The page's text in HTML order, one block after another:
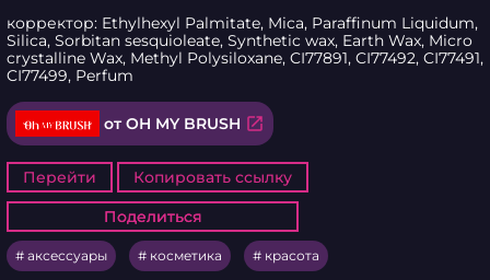
корректор: Ethylhexyl Palmitate, Mica, Paraffinum Liquidum,
Silica, Sorbitan sesquioleate, Synthetic wax, Earth Wax, Micro
crystalline Wax, Methyl Polysiloxane, CI77891, CI77492, CI77491,
CI77499, Perfum
от OH MY BRUSH open_in_new
Перейти
Копировать ссылку
Поделиться
Поделиться
аксессуары косметика красота